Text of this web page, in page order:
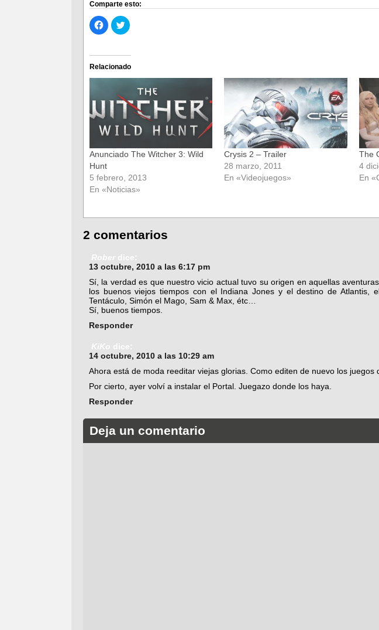
Comparte esto:
Haz
clic
para
Facebook
(Se
abre
en
ventana
nueva)
Haz
clic
Twitter
(Se
abre
en
una
ventana
nueva)
Relacionado
Anunciado The Witcher 3: Wild
Hunt
5 febrero, 2013
En «Noticias»
Crysis 2 – Trailer
28 marzo, 2011
En «Videojuegos»
The
4
En
2 comentarios
Rober dice:
13 octubre, 2010 a las 6:17 pm
Sí, la verdad es que nuestro vicio actual tuvo su origen en aquellas
los buenos viejos tiempos con el Indiana Jones y el destino de Atlantis,
Tentáculo, Simón el Mago, Sam & Max, étc…
Sí, buenos tiempos.
Responder
KiKo dice:
14 octubre, 2010 a las 10:29 am
Ahora está de moda reeditar viejas glorias. Como editen de nuevo los juegos
Por cierto, ayer volví a instalar el Portal. Juegazo donde los haya.
Responder
Deja un comentario